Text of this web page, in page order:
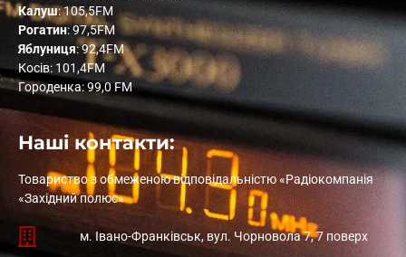
Калуш: 105,5FM
Рогатин: 97,5FM
Яблуниця: 92,4FM
Косів: 101,4FM
Городенка: 99,0 FM
Наші контакти:
Товариство з обмеженою відповідальністю «Радіокомпанія
«Західний полюс»
м. Івано-Франківськ, вул. Чорновола 7, 7 поверх